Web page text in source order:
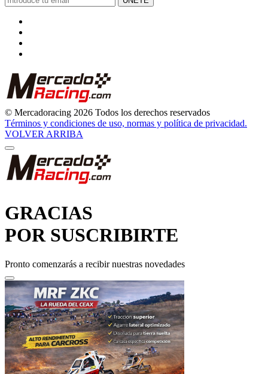
© Mercadoracing 2026 Todos los derechos reservados
Términos y condiciones de uso, normas y política de privacidad.
VOLVER ARRIBA
POR SUSCRIBIRTE